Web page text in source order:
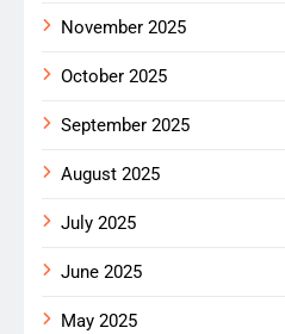
November 2025
October 2025
September 2025
August 2025
July 2025
June 2025
May 2025